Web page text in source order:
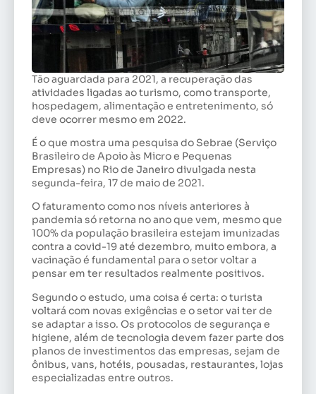
Tão aguardada para 2021, a recuperação das
atividades ligadas ao turismo, como transporte,
hospedagem, alimentação e entretenimento, só
deve ocorrer mesmo em 2022.
É o que mostra uma pesquisa do Sebrae (Serviço
Brasileiro de Apoio às Micro e Pequenas
Empresas) no Rio de Janeiro divulgada nesta
segunda-feira, 17 de maio de 2021.
O faturamento como nos níveis anteriores à
pandemia só retorna no ano que vem, mesmo que
100% da população brasileira estejam imunizadas
contra a covid-19 até dezembro, muito embora, a
vacinação é fundamental para o setor voltar a
pensar em ter resultados realmente positivos.
Segundo o estudo, uma coisa é certa: o turista
voltará com novas exigências e o setor vai ter de
se adaptar a isso. Os protocolos de segurança e
higiene, além de tecnologia devem fazer parte dos
planos de investimentos das empresas, sejam de
ônibus, vans, hotéis, pousadas, restaurantes, lojas
especializadas entre outros.